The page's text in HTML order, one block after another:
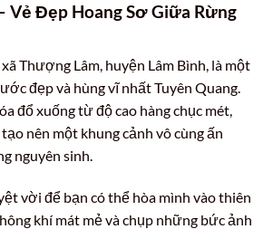
Vẻ Đẹp Hoang Sơ Giữa Rừng
Thượng Lâm, huyện Lâm Bình, là một
đẹp và hùng vĩ nhất Tuyên Quang.
đổ xuống từ độ cao hàng chục mét,
nên một khung cảnh vô cùng ấn
nguyên sinh.
vời để bạn có thể hòa mình vào thiên
khí mát mẻ và chụp những bức ảnh